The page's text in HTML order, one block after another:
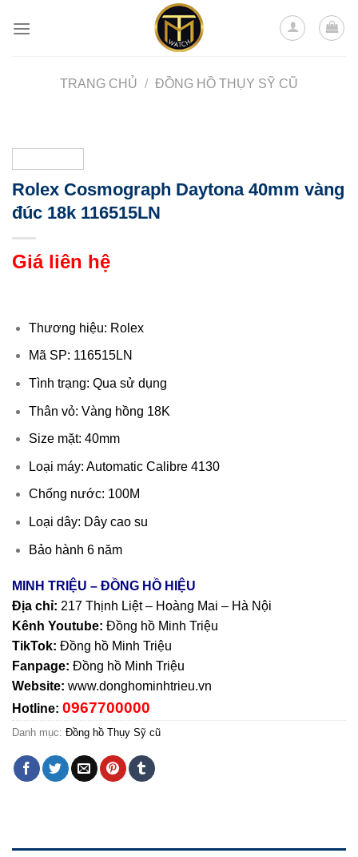
TRANG CHỦ / ĐỒNG HỒ THỤY SỸ CŨ
Rolex Cosmograph Daytona 40mm vàng
đúc 18k 116515LN
Giá liên hệ
Thương hiệu: Rolex
Mã SP: 116515LN
Tình trạng: Qua sử dụng
Thân vỏ: Vàng hồng 18K
Size mặt: 40mm
Loại máy: Automatic Calibre 4130
Chống nước: 100M
Loại dây: Dây cao su
Bảo hành 6 năm
MINH TRIỆU – ĐỒNG HỒ HIỆU
Địa chỉ: 217 Thịnh Liệt – Hoàng Mai – Hà Nội
Kênh Youtube: Đồng hồ Minh Triệu
TikTok: Đồng hồ Minh Triệu
Fanpage: Đồng hồ Minh Triệu
Website: www.donghominhtrieu.vn
Hotline: 0967700000
Danh mục: Đồng hồ Thụy Sỹ cũ